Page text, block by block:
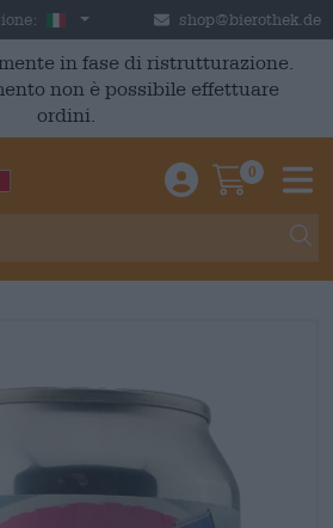
Italia shop@bierothek.de
in fase di ristrutturazione.
non è possibile effettuare
ordini.
Einloggen /
0